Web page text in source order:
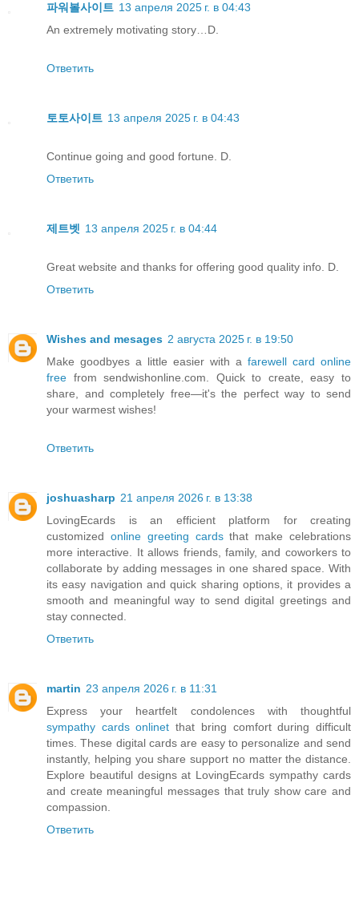
파워볼사이트 13 апреля 2025 г. в 04:43
An extremely motivating story…D.
Ответить
토토사이트 13 апреля 2025 г. в 04:43
Continue going and good fortune. D.
Ответить
제트벳 13 апреля 2025 г. в 04:44
Great website and thanks for offering good quality info. D.
Ответить
Wishes and mesages 2 августа 2025 г. в 19:50
Make goodbyes a little easier with a farewell card online
free from sendwishonline.com. Quick to create, easy to
share, and completely free—it's the perfect way to send
your warmest wishes!
Ответить
joshuasharp 21 апреля 2026 г. в 13:38
LovingEcards is an efficient platform for creating
customized online greeting cardsthat make celebrations
more interactive. It allows friends, family, and coworkers to
collaborate by adding messages in one shared space. With
its easy navigation and quick sharing options, it provides a
smooth and meaningful way to send digital greetings and
stay connected.
Ответить
martin 23 апреля 2026 г. в 11:31
Express your heartfelt condolences with thoughtful
sympathy cards onlinet that bring comfort during difficult
times. These digital cards are easy to personalize and send
instantly, helping you share support no matter the distance.
Explore beautiful designs at LovingEcards sympathy cards
and create meaningful messages that truly show care and
compassion.
Ответить